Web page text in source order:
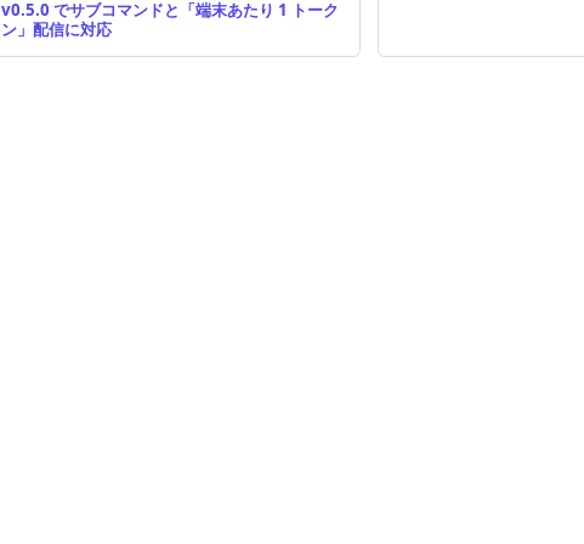
v0.5.0 でサブコマンドと「端末あたり 1 トーク
ン」配信に対応